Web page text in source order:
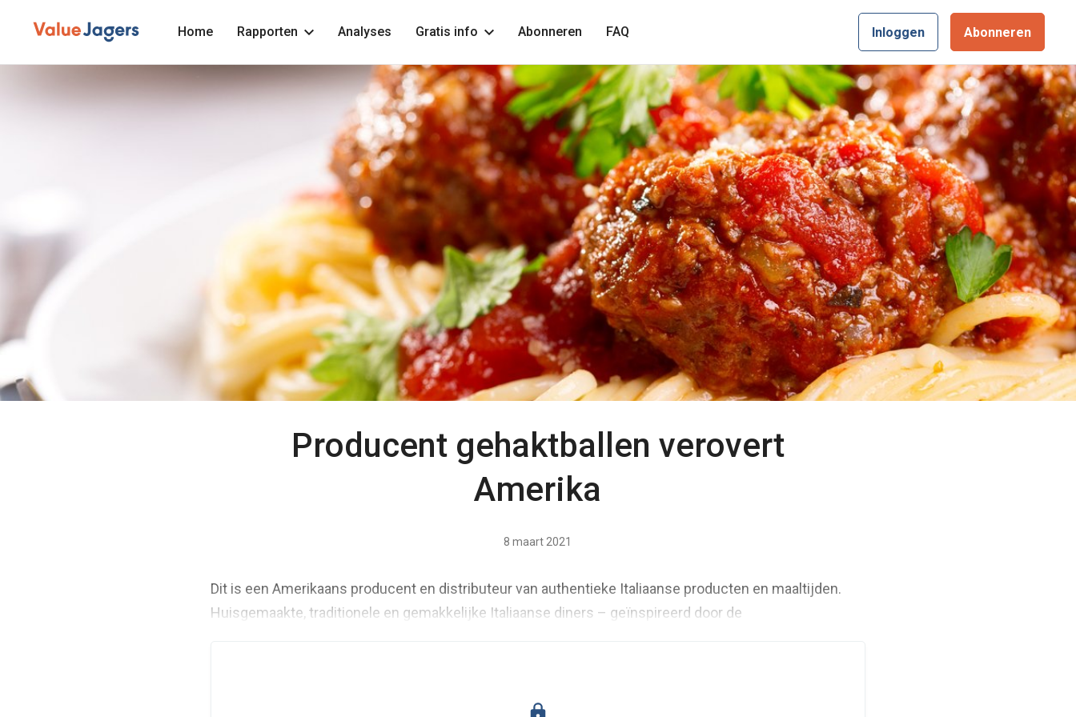
Home Rapporten Analyses Gratis info Abonneren FAQ Inloggen Abonneren
Producent gehaktballen verovert
Amerika
8 maart 2021
Dit is een Amerikaans producent en distributeur van authentieke Italiaanse producten en maaltijden.
Huisgemaakte, traditionele en gemakkelijke Italiaanse diners – geïnspireerd door de